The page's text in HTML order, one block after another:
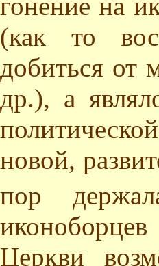
(как то
добиться от
др.), а
новой,
пор
Церкви